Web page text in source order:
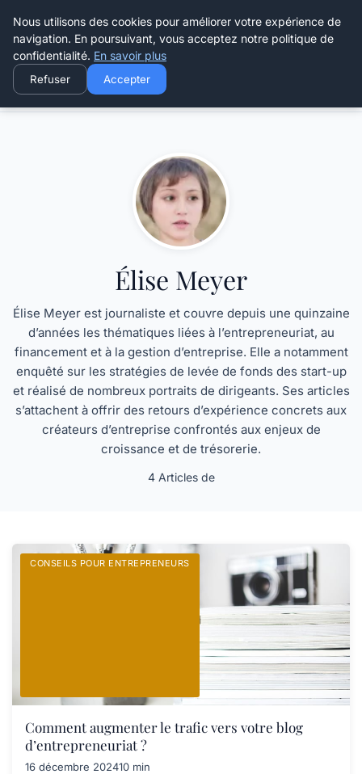
Henry Panky
Accueil Élise Meyer
Élise Meyer
Élise Meyer est journaliste et couvre depuis une quinzaine
d’années les thématiques liées à l’entrepreneuriat, au
financement et à la gestion d’entreprise. Elle a notamment
enquêté sur les stratégies de levée de fonds des start-up
et réalisé de nombreux portraits de dirigeants. Ses articles
s’attachent à offrir des retours d’expérience concrets aux
créateurs d’entreprise confrontés aux enjeux de
croissance et de trésorerie.
4 Articles de
CONSEILS POUR ENTREPRENEURS
Comment augmenter le trafic vers votre blog
d’entrepreneuriat ?
16 décembre 202410 min
Nous utilisons des cookies pour améliorer votre expérience de
navigation. En poursuivant, vous acceptez notre politique de
confidentialité. En savoir plus
Refuser Accepter